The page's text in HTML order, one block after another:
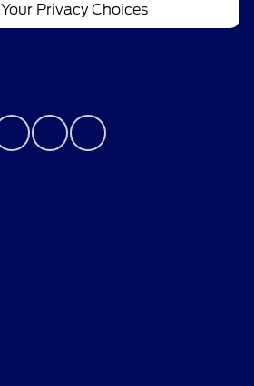
Your Privacy Choices